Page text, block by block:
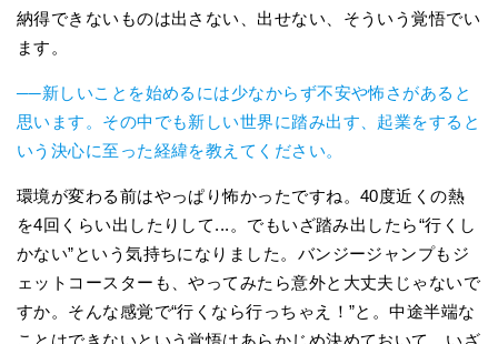
納得できないものは出さない、出せない、そういう覚悟でい
ます。
──新しいことを始めるには少なからず不安や怖さがあると
思います。その中でも新しい世界に踏み出す、起業をすると
いう決心に至った経緯を教えてください。
環境が変わる前はやっぱり怖かったですね。40度近くの熱
を4回くらい出したりして...。でもいざ踏み出したら“行くし
かない”という気持ちになりました。バンジージャンプもジ
ェットコースターも、やってみたら意外と大丈夫じゃないで
すか。そんな感覚で“行くなら行っちゃえ！”と。中途半端な
ことはできないという覚悟はあらかじめ決めておいて、いざ